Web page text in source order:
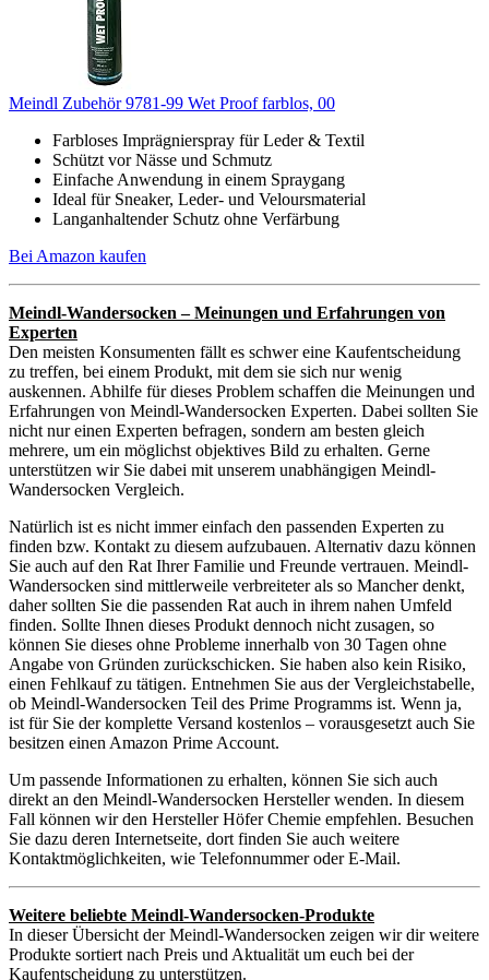
Meindl Zubehör 9781-99 Wet Proof farblos, 00
Farbloses Imprägnierspray für Leder & Textil
Schützt vor Nässe und Schmutz
Einfache Anwendung in einem Spraygang
Ideal für Sneaker, Leder- und Veloursmaterial
Langanhaltender Schutz ohne Verfärbung
Bei Amazon kaufen
Meindl-Wandersocken – Meinungen und Erfahrungen von
Experten
Den meisten Konsumenten fällt es schwer eine Kaufentscheidung
zu treffen, bei einem Produkt, mit dem sie sich nur wenig
auskennen. Abhilfe für dieses Problem schaffen die Meinungen und
Erfahrungen von Meindl-Wandersocken Experten. Dabei sollten Sie
nicht nur einen Experten befragen, sondern am besten gleich
mehrere, um ein möglichst objektives Bild zu erhalten. Gerne
unterstützen wir Sie dabei mit unserem unabhängigen Meindl-
Wandersocken Vergleich.
Natürlich ist es nicht immer einfach den passenden Experten zu
finden bzw. Kontakt zu diesem aufzubauen. Alternativ dazu können
Sie auch auf den Rat Ihrer Familie und Freunde vertrauen. Meindl-
Wandersocken sind mittlerweile verbreiteter als so Mancher denkt,
daher sollten Sie die passenden Rat auch in ihrem nahen Umfeld
finden. Sollte Ihnen dieses Produkt dennoch nicht zusagen, so
können Sie dieses ohne Probleme innerhalb von 30 Tagen ohne
Angabe von Gründen zurückschicken. Sie haben also kein Risiko,
einen Fehlkauf zu tätigen. Entnehmen Sie aus der Vergleichstabelle,
ob Meindl-Wandersocken Teil des Prime Programms ist. Wenn ja,
ist für Sie der komplette Versand kostenlos – vorausgesetzt auch Sie
besitzen einen Amazon Prime Account.
Um passende Informationen zu erhalten, können Sie sich auch
direkt an den Meindl-Wandersocken Hersteller wenden. In diesem
Fall können wir den Hersteller Höfer Chemie empfehlen. Besuchen
Sie dazu deren Internetseite, dort finden Sie auch weitere
Kontaktmöglichkeiten, wie Telefonnummer oder E-Mail.
Weitere beliebte Meindl-Wandersocken-Produkte
In dieser Übersicht der Meindl-Wandersocken zeigen wir dir weitere
Produkte sortiert nach Preis und Aktualität um euch bei der
Kaufentscheidung zu unterstützen.